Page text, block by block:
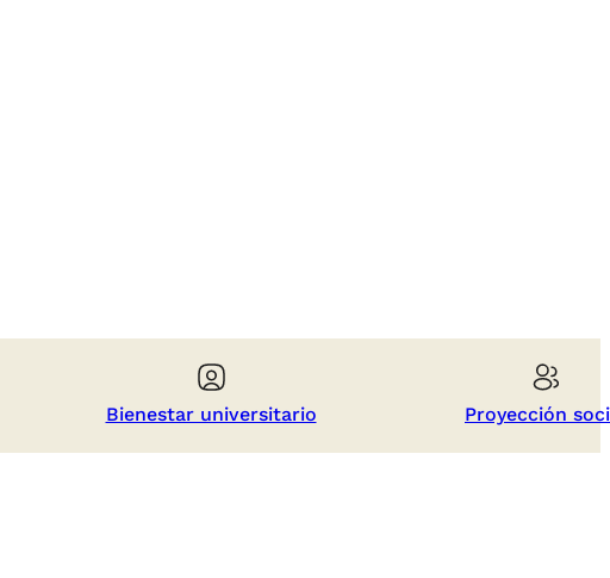
Bienestar universitario Proyección